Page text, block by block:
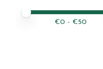
Minimale prijswaarde
Price maximum value
€0 - €50